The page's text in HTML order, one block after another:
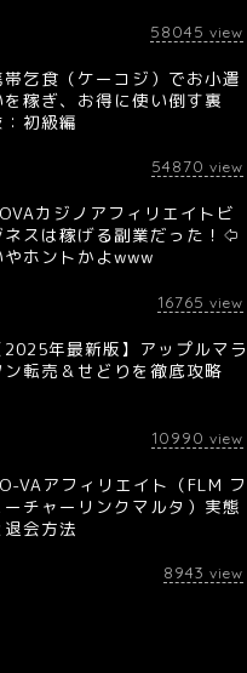
58045 view
帯乞食（ケーコジ）でお小遣
を稼ぎ、お得に使い倒す裏
：初級編
54870 view
カジノアフィリエイトビ
ネスは稼げる副業だった！⇦
やホントかよwww
16765 view
2025年最新版】アップルマ
ン転売＆せどりを徹底攻略
10990 view
VAアフィリエイト（FLM フ
ーチャーリンクマルタ）実態
退会方法
8943 view